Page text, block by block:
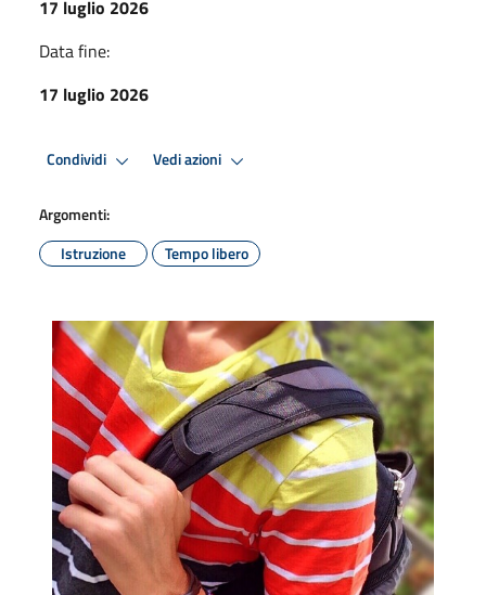
17 luglio 2026
Data fine:
17 luglio 2026
Condividi Vedi azioni
Argomenti:
Istruzione
Tempo libero